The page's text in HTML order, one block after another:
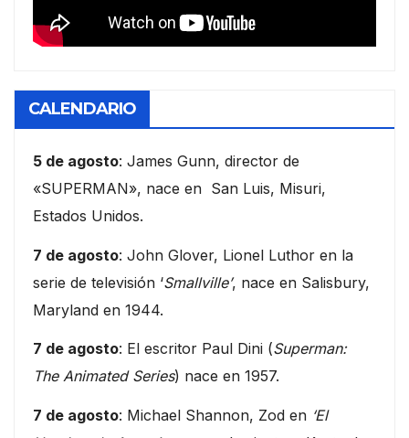
CALENDARIO
5 de agosto: James Gunn, director de
«SUPERMAN», nace en San Luis, Misuri,
Estados Unidos.
7 de agosto: John Glover, Lionel Luthor en la
serie de televisión ‘Smallville’, nace en Salisbury,
Maryland en 1944.
7 de agosto: El escritor Paul Dini (Superman:
The Animated Series) nace en 1957.
7 de agosto: Michael Shannon, Zod en ‘El